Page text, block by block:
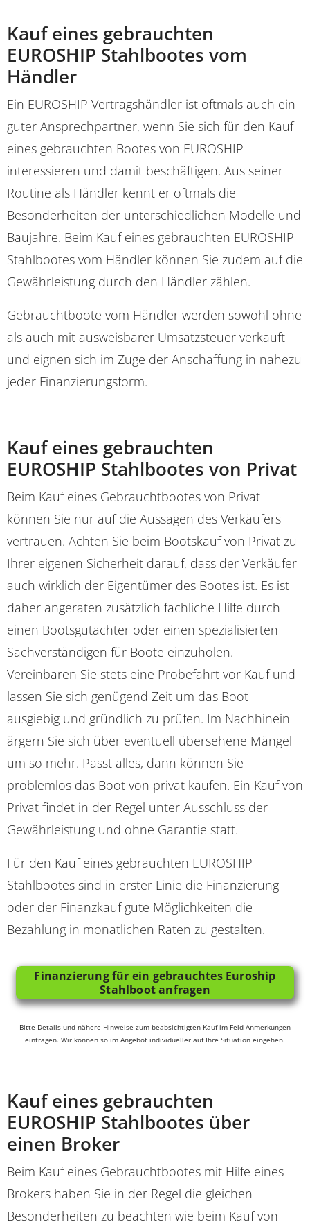
Kauf eines gebrauchten
EUROSHIP Stahlbootes vom
Händler
Ein EUROSHIP Vertragshändler ist oftmals auch ein
guter Ansprechpartner, wenn Sie sich für den Kauf
eines gebrauchten Bootes von EUROSHIP
interessieren und damit beschäftigen. Aus seiner
Routine als Händler kennt er oftmals die
Besonderheiten der unterschiedlichen Modelle und
Baujahre. Beim Kauf eines gebrauchten EUROSHIP
Stahlbootes vom Händler können Sie zudem auf die
Gewährleistung durch den Händler zählen.
Gebrauchtboote vom Händler werden sowohl ohne
als auch mit ausweisbarer Umsatzsteuer verkauft
und eignen sich im Zuge der Anschaffung in nahezu
jeder Finanzierungsform.
Kauf eines gebrauchten
EUROSHIP Stahlbootes von Privat
Beim Kauf eines Gebrauchtbootes von Privat
können Sie nur auf die Aussagen des Verkäufers
vertrauen. Achten Sie beim Bootskauf von Privat zu
Ihrer eigenen Sicherheit darauf, dass der Verkäufer
auch wirklich der Eigentümer des Bootes ist. Es ist
daher angeraten zusätzlich fachliche Hilfe durch
einen Bootsgutachter oder einen spezialisierten
Sachverständigen für Boote einzuholen.
Vereinbaren Sie stets eine Probefahrt vor Kauf und
lassen Sie sich genügend Zeit um das Boot
ausgiebig und gründlich zu prüfen. Im Nachhinein
ärgern Sie sich über eventuell übersehene Mängel
um so mehr. Passt alles, dann können Sie
problemlos das Boot von privat kaufen. Ein Kauf von
Privat findet in der Regel unter Ausschluss der
Gewährleistung und ohne Garantie statt.
Für den Kauf eines gebrauchten EUROSHIP
Stahlbootes sind in erster Linie die Finanzierung
oder der Finanzkauf gute Möglichkeiten die
Bezahlung in monatlichen Raten zu gestalten.
Finanzierung für ein gebrauchtes Euroship
Stahlboot anfragen
Bitte Details und nähere Hinweise zum beabsichtigten Kauf im Feld Anmerkungen
eintragen. Wir können so im Angebot individueller auf Ihre Situation eingehen.
Kauf eines gebrauchten
EUROSHIP Stahlbootes über
einen Broker
Beim Kauf eines Gebrauchtbootes mit Hilfe eines
Brokers haben Sie in der Regel die gleichen
Besonderheiten zu beachten wie beim Kauf von